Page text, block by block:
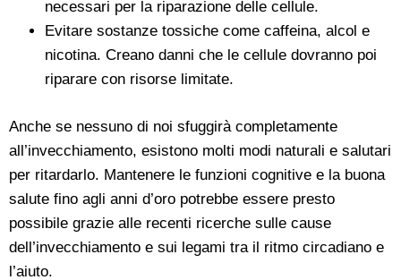
necessari per la riparazione delle cellule.
Evitare sostanze tossiche come caffeina, alcol e
nicotina. Creano danni che le cellule dovranno poi
riparare con risorse limitate.
Anche se nessuno di noi sfuggirà completamente
all’invecchiamento, esistono molti modi naturali e salutari
per ritardarlo. Mantenere le funzioni cognitive e la buona
salute fino agli anni d’oro potrebbe essere presto
possibile grazie alle recenti ricerche sulle cause
dell’invecchiamento e sui legami tra il ritmo circadiano e
l’aiuto.